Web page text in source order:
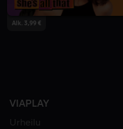
Alk. 3,99 €
VIAPLAY
Urheilu